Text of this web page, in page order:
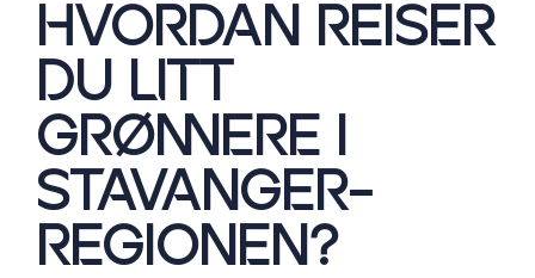
HVORDAN REISER
DU LITT
GRØNNERE I
STAVANGER-
REGIONEN?